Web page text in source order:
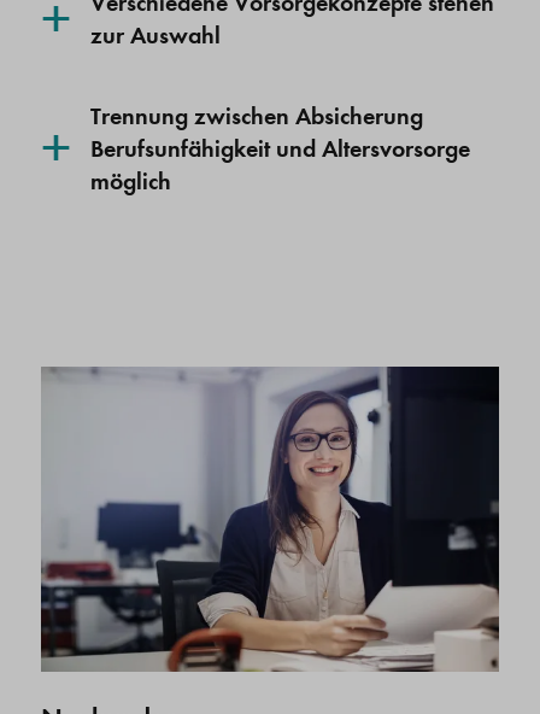
+
zur Auswahl
+
Trennung zwischen Absicherung
Berufsunfähigkeit und Altersvorsorge
möglich